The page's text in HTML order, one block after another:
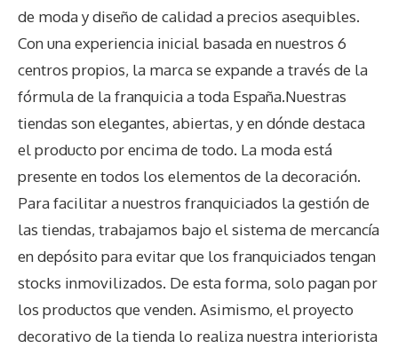
de moda y diseño de calidad a precios asequibles.
Con una experiencia inicial basada en nuestros 6
centros propios, la marca se expande a través de la
fórmula de la franquicia a toda España.Nuestras
tiendas son elegantes, abiertas, y en dónde destaca
el producto por encima de todo. La moda está
presente en todos los elementos de la decoración.
Para facilitar a nuestros franquiciados la gestión de
las tiendas, trabajamos bajo el sistema de mercancía
en depósito para evitar que los franquiciados tengan
stocks inmovilizados. De esta forma, solo pagan por
los productos que venden. Asimismo, el proyecto
decorativo de la tienda lo realiza nuestra interiorista